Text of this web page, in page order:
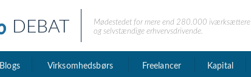
DEBAT
Mødestedet for mere end 280.000 iværksættere
og selvstændige erhvervsdrivende.
Blogs Virksomhedsbørs Freelancer Kapital